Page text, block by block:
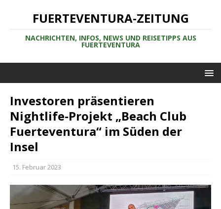
FUERTEVENTURA-ZEITUNG
NACHRICHTEN, INFOS, NEWS UND REISETIPPS AUS
FUERTEVENTURA
Investoren präsentieren
Nightlife-Projekt „Beach Club
Fuerteventura“ im Süden der
Insel
15. Februar 2023